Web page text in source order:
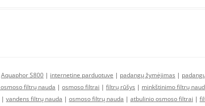
Aquaphor S800 | internetine parduotuve | padangų žymėjimas |
osmoso filtrų nauda | osmoso filtrai | filtrų rūšys | minkštinimo filtrų
| vandens filtrų nauda | osmoso filtrų nauda | atbulinio osmoso filtrai |